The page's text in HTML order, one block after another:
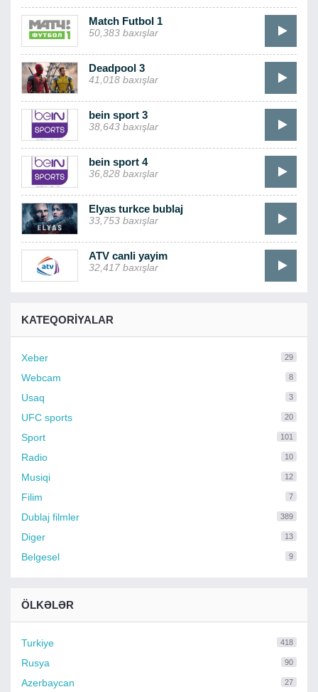
Match Futbol 1
50,383 baxışlar
Deadpool 3
41,018 baxışlar
bein sport 3
38,643 baxışlar
bein sport 4
36,828 baxışlar
Elyas turkce bublaj
33,753 baxışlar
ATV canli yayim
32,417 baxışlar
KATEQORIYALAR
Xeber 29
Webcam 8
Usaq 3
UFC sports 20
Sport 101
Radio 10
Musiqi 12
Filim 7
Dublaj filmler 389
Diger 13
Belgesel 9
ÖLKƏLƏR
Turkiye 418
Rusya 90
Azerbaycan 27